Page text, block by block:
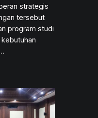
strategis
tersebut
program studi